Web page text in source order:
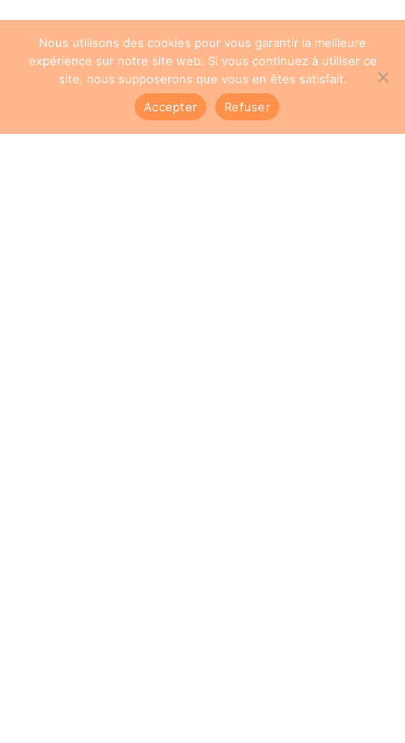
Nous utilisons des cookies pour vous garantir la meilleure
expérience sur notre site web. Si vous continuez à utiliser ce
site, nous supposerons que vous en êtes satisfait.
Accepter
Refuser